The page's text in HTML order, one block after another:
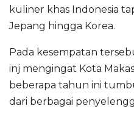
kuliner khas Indonesia
Jepang hingga Korea.
Pada kesempatan
inj mengingat Kota
beberapa tahun ini
dari berbagai